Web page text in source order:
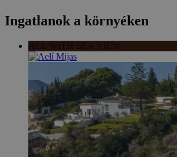
Ingatlanok a környéken
ALL WITH SEA VIEW